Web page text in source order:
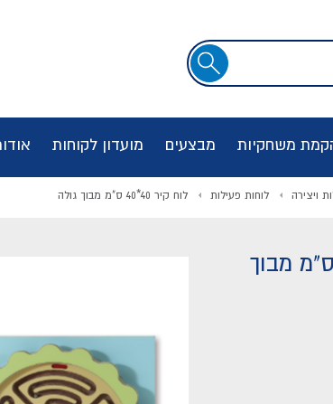
חיפוש
משחקיות מבצעים מועדון לקוחות
ויצירה לוחות פעילות לוח קיר 40*40 ס"מ מבוך גולה
לוח קיר 40*40 ס"מ מבוך